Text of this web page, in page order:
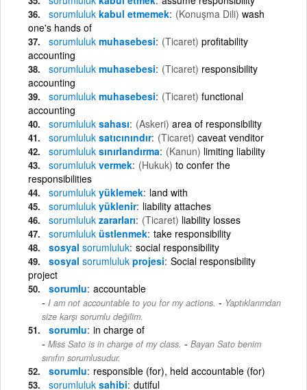
sorumluluk kabul etmemek (Konuşma Dili) wash
one's hands of
sorumluluk muhasebesi (Ticaret) profitability
accounting
sorumluluk muhasebesi (Ticaret) responsibility
accounting
sorumluluk muhasebesi (Ticaret) functional
accounting
sorumluluk sahası (Askeri) area of responsibility
sorumluluk satıcınındır (Ticaret) caveat venditor
sorumluluk sınırlandırma (Kanun) limiting liability
sorumluluk vermek (Hukuk) to confer the
responsibilities
sorumluluk yüklemek land with
sorumluluk yüklenir liability attaches
sorumluluk zararları (Ticaret) liability losses
sorumluluk üstlenmek take responsibility
sosyal sorumluluk social responsibility
sosyal sorumluluk projesi Social responsibility
project
sorumlu accountable
I am not accountable to you for my actions. - Yaptıklarımdan
size karşı sorumlu değilim.
sorumlu in charge of
Miss Sato is in charge of my class. - Bayan Sato benim
sınıfın sorumlusudur.
sorumlu responsible (for), held accountable (for)
sorumluluk sahibi dutiful